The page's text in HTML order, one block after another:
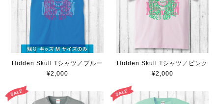
Hidden Skull Tシャツ／ブルー
¥2,000
Hidden Skull Tシャツ／ピンク
¥2,000